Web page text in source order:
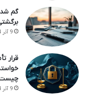
گم
9 آذر 1404
قرار
9 آذر 1404